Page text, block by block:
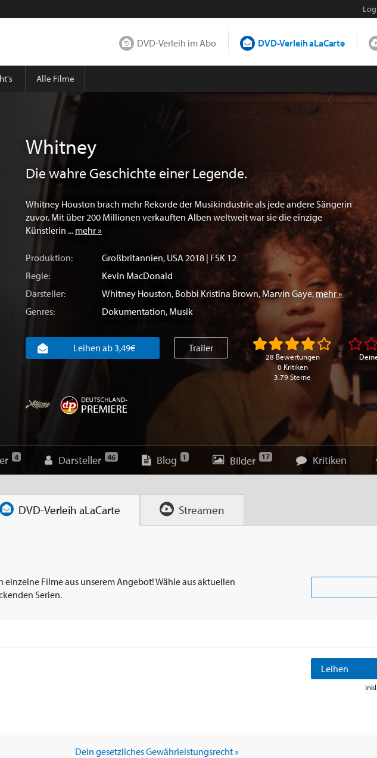
DVD-Verleih im Abo DVD-Verleih aLaCarte
Alle Filme
Whitney
Die wahre Geschichte einer Legende.
Whitney Houston brach mehr Rekorde der Musikindustrie als jede andere Sängerin
zuvor. Mit über 200 Millionen verkauften Alben weltweit war sie die einzige
Künstlerin ... mehr »
Produktion: Großbritannien, USA2018 | FSK 12
Regie:
Kevin MacDonald
Darsteller:
Whitney Houston, Bobbi Kristina Brown, Marvin Gaye,mehr »
Genres:
Dokumentation, Musik
Leihen ab 3,49€ Trailer
28 Bewertungen
0 Kritiken
3.79 Sterne
4 Darsteller 46 Blog 1 Bilder 17 Kritiken
DVD-Verleih aLaCarte Streamen
Filme aus unserem Angebot! Wähle aus aktuellen
Serien.
Leihen
Dein gesetzliches Gewährleistungsrecht »